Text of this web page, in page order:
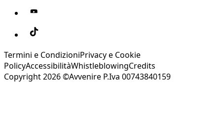
Termini e CondizioniPrivacy e Cookie
PolicyAccessibilitàWhistleblowingCredits
Copyright 2026 ©Avvenire P.Iva 00743840159